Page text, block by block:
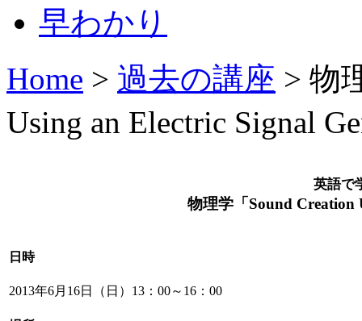
Home > 過去の講座 > 物
Using an Electric Signal
英語で
物理学「Sound Creation
日時
2013年6月16日（日）13：00～16：00